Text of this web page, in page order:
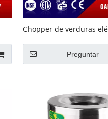
Chopper de verduras
Preguntar